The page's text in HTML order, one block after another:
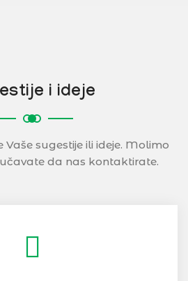
i ideje
Vaše sugestije ili ideje. Molimo
da nas kontaktirate.